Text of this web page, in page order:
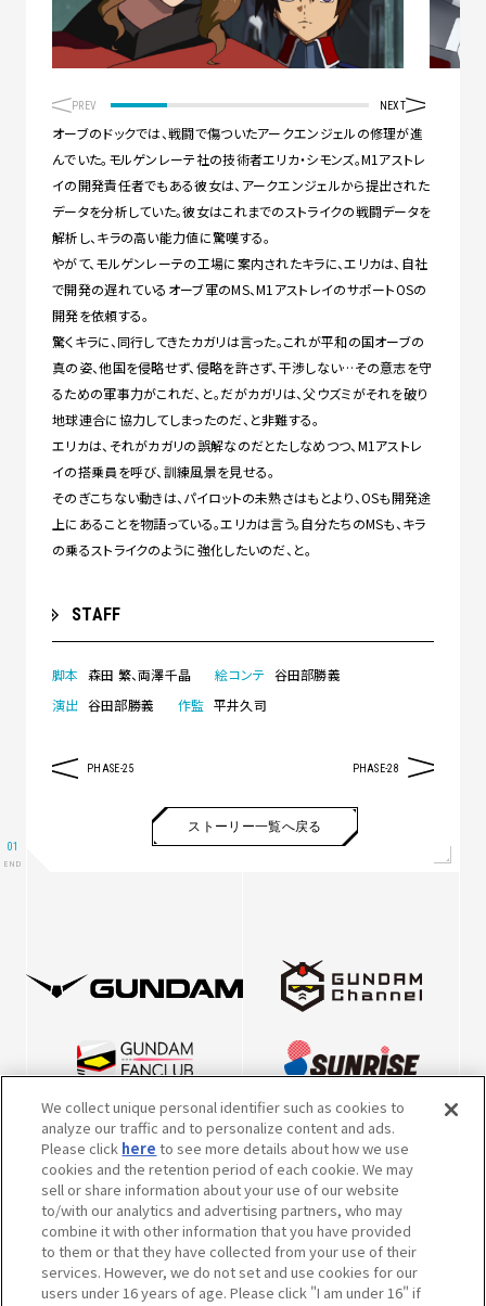
PREV NEXT
オーブのドックでは、戦闘で傷ついたアークエンジェルの修理が進
んでいた。モルゲンレーテ社の技術者エリカ・シモンズ。M1アストレ
イの開発責任者でもある彼女は、アークエンジェルから提出された
データを分析していた。彼女はこれまでのストライクの戦闘データを
解析し、キラの高い能力値に驚嘆する。
やがて、モルゲンレーテの工場に案内されたキラに、エリカは、自社
で開発の遅れているオーブ軍のMS、M1アストレイのサポートOSの
開発を依頼する。
驚くキラに、同行してきたカガリは言った。これが平和の国オーブの
真の姿、他国を侵略せず、侵略を許さず、干渉しない…その意志を守
るための軍事力がこれだ、と。だがカガリは、父ウズミがそれを破り
地球連合に協力してしまったのだ、と非難する。
エリカは、それがカガリの誤解なのだとたしなめつつ、M1アストレ
イの搭乗員を呼び、訓練風景を見せる。
そのぎこちない動きは、パイロットの未熟さはもとより、OSも開発途
上にあることを物語っている。エリカは言う。自分たちのMSも、キラ
の乗るストライクのように強化したいのだ、と。
STAFF
脚本 森田 繁、両澤千晶 絵コンテ 谷田部勝義
演出 谷田部勝義 作監 平井久司
PHASE-25 PHASE-28
ストーリー一覧へ戻る
※英表記につきまして、2022年10月5日より、一部キャラクター・メカの表
記を本公式サイト掲載の内容で統一させていただきました。
We collect unique personal identifier such as cookies to
analyze our traffic and to personalize content and ads.
Please click here to see more details about how we use
cookies and the retention period of each cookie. We may
sell or share information about your use of our website
to/with our analytics and advertising partners, who may
combine it with other information that you have provided
to them or that they have collected from your use of their
services. However, we do not set and use cookies for our
users under 16 years of age. Please click "I am under 16" if